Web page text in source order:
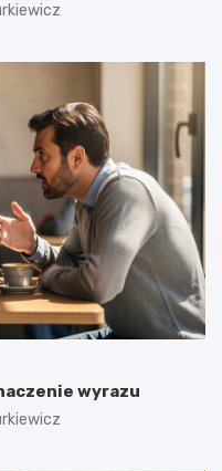
wyrazu